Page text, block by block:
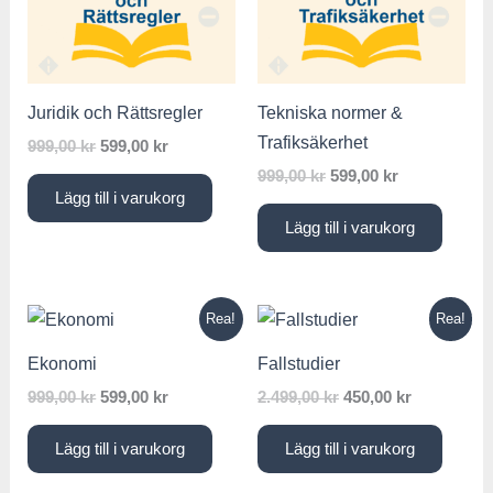
Juridik och Rättsregler
999,00kr
var:
999,00 kr.
599,00 kr
är:
599,00 kr.
Lägg till i varukorg
Tekniska normer &
Trafiksäkerhet
999,00kr
var:
999,00 kr.
599,00 kr
är:
599,00 kr.
Lägg till i varukorg
Rea!
Ekonomi
999,00kr
Det
999,00 kr.
599,00 kr
nuvarande
599,00 kr.
Lägg till i varukorg
Rea!
Fallstudier
2.499,00kr
Det
ursprungliga
2.499,00 kr.
450,00 kr
Det
nuvarande
450,00 kr.
Lägg till i varukorg